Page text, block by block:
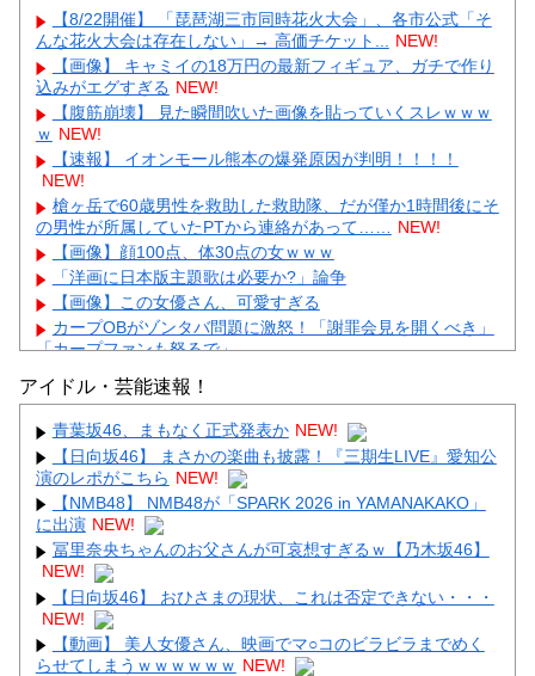
【8/22開催】 「琵琶湖三市同時花火大会」、各市公式「そ
んな花火大会は存在しない」→ 高価チケット... NEW!
【画像】 キャミイの18万円の最新フィギュア、ガチで作り
込みがエグすぎる NEW!
【腹筋崩壊】 見た瞬間吹いた画像を貼っていくスレｗｗｗ
ｗ NEW!
【速報】 イオンモール熊本の爆発原因が判明！！！！
NEW!
槍ヶ岳で60歳男性を救助した救助隊、だが僅か1時間後にそ
の男性が所属していたPTから連絡があって…… NEW!
【画像】顔100点、体30点の女ｗｗｗ
「洋画に日本版主題歌は必要か?」論争
【画像】この女優さん、可愛すぎる
カープOBがゾンタバ問題に激怒！「謝罪会見を開くべき」
「カープファンも怒るで」
【画像】顔100点、体30点の女ｗｗｗ
Powered by livedoor 相互RSS
アイドル・芸能速報！
青葉坂46、まもなく正式発表か NEW!
【日向坂46】 まさかの楽曲も披露！『三期生LIVE』愛知公
演のレポがこちら NEW!
【NMB48】 NMB48が「SPARK 2026 in YAMANAKAKO」
に出演 NEW!
冨里奈央ちゃんのお父さんが可哀想すぎるｗ【乃木坂46】
NEW!
【日向坂46】 おひさまの現状、これは否定できない・・・
NEW!
【動画】 美人女優さん、映画でマ○コのビラビラまでめく
らせてしまうｗｗｗｗｗｗ NEW!